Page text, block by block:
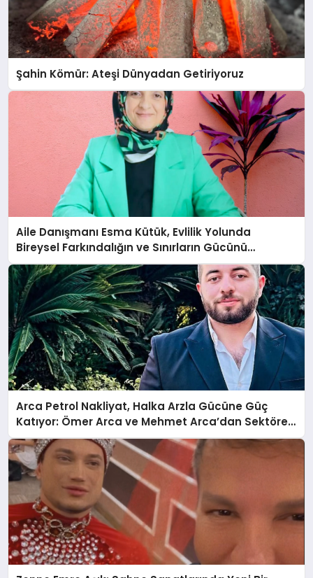
Şahin Kömür: Ateşi Dünyadan Getiriyoruz
Aile Danışmanı Esma Kütük, Evlilik Yolunda
Bireysel Farkındalığın ve Sınırların Gücünü
Anlatıyor
Arca Petrol Nakliyat, Halka Arzla Gücüne Güç
Katıyor: Ömer Arca ve Mehmet Arca’dan Sektöre
Güçlü Yatırım